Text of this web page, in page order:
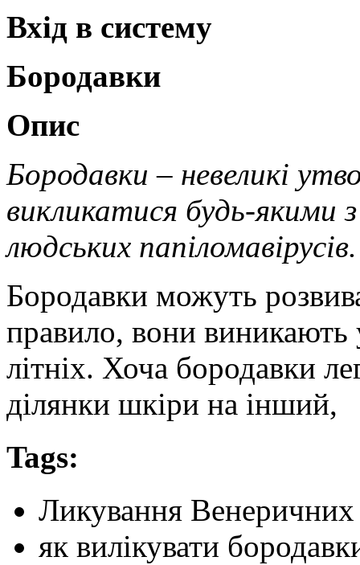
Вхід в систему
Бородавки
Опис
Бородавки – невеликі
викликатися будь-якими
людських папіломавірусів.
Бородавки можуть
правило, вони виникають
літніх. Хоча бородавки
ділянки шкіри на інший,
Tags:
Ликування Венеричних
як вилікувати